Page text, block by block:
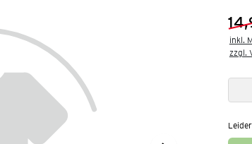
inkl.
zzgl.